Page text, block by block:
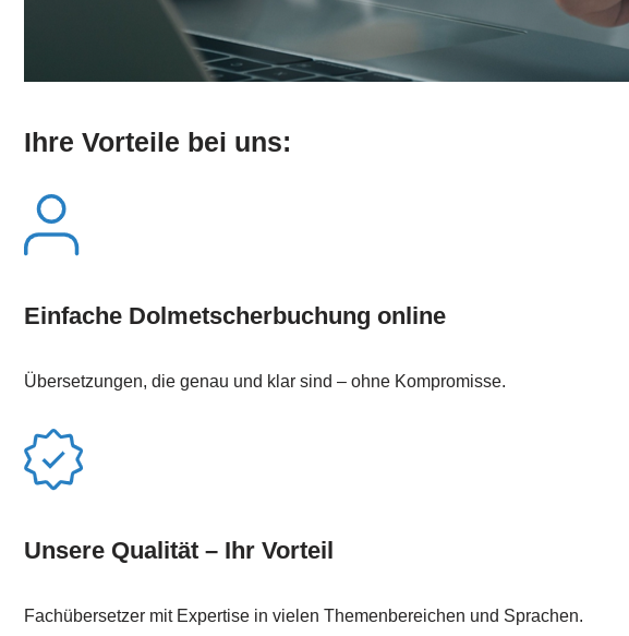
Ihre Vorteile bei uns:
Einfache Dolmetscherbuchung online
Übersetzungen, die genau und klar sind – ohne Kompromisse.
Unsere Qualität – Ihr Vorteil
Fachübersetzer mit Expertise in vielen Themenbereichen und Sprachen.